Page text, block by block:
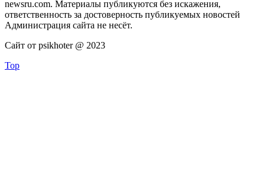
newsru.com. Материалы публикуются без искажения,
ответственность за достоверность публикуемых новостей
Администрация сайта не несёт.
Сайт от psikhoter @ 2023
Top